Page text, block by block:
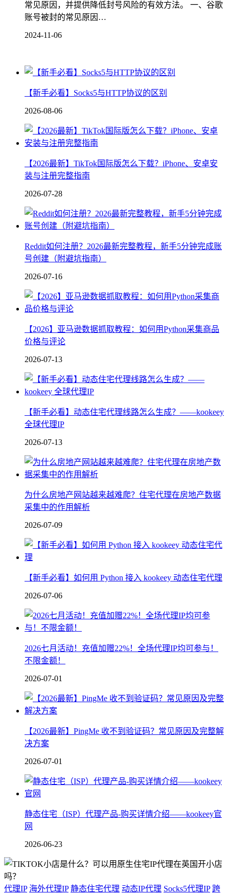
常见原因，并提供降低封号风险的有效方法。 一、谷歌
账号被封的常见原因…
2024-11-06
【新手必看】Socks5与HTTP协议的区别
2026-08-06
【2026最新】TikTok国际版怎么下载？iPhone、安卓安
装与注册完整指南
2026-07-28
Reddit如何注册？2026最新完整教程，新手5分钟完成账
号创建（附避坑指南）
2026-07-16
【2026】亚马逊数据抓取教程：如何用Python采集商品
价格与评论
2026-07-13
【新手必看】动态住宅代理线路怎么生成？——kookeey
全球代理IP
2026-07-13
为什么房地产网站越来越难爬？住宅代理在房地产数据
采集中的作用解析
2026-07-09
【新手必看】如何用 Python 接入 kookeey 动态住宅代理
2026-07-06
2026七月活动！充值加赠22%！全场代理IP均可参与！
不限金额！
2026-07-01
【2026最新】PingMe 收不到验证码？常见原因及完整解
决方案
2026-07-01
静态住宅（ISP）代理产品-购买详情介绍——kookeey官
网
2026-06-23
代理IP 海外代理IP 静态住宅代理 动态IP代理 Socks5代理IP 跨